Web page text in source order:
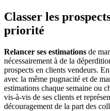
Classer les
priorité
Relancer ses estimations de
nécessairement à de la
prospects en clients vendeurs.
avec la même pugnacité et de
estimations chaque semaine ou
vis-à-vis de ses clients et
découragement de la part des